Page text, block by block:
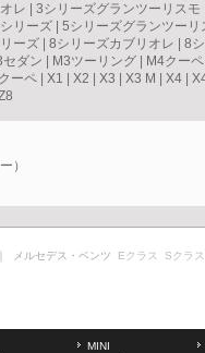
レ 3シリーズグランツーリスモ
リーズ
5シリーズグランツーリ
ーズ 8シリーズカブリオレ
8
セダン M3ツーリング M4クーペ
ーペ X1 X2 X3 X3 M X4
）
メルセデス・ベンツ Eクラス Sクラス
MINI